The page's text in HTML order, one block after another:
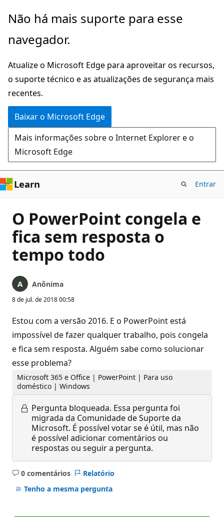
Pular
o
principal
Não há mais suporte para esse
navegador.
Atualize o Microsoft Edge para aproveitar os recursos,
o suporte técnico e as atualizações de segurança mais
recentes.
Baixar o Microsoft Edge
Mais informações sobre o Internet Explorer e o
Microsoft Edge
Learn Entrar
O PowerPoint congela e
fica sem resposta o
tempo todo
Anônima
8 de jul. de 2018 00:58
Estou com a versão 2016. E o PowerPoint está
impossível de fazer qualquer trabalho, pois congela
e fica sem resposta. Alguém sabe como solucionar
esse problema?
Microsoft 365 e Office | PowerPoint | Para uso
doméstico | Windows
Pergunta bloqueada. Essa pergunta foi
migrada da Comunidade de Suporte da
Microsoft. É possível votar se é útil, mas não
é possível adicionar comentários ou
respostas ou seguir a pergunta.
0 comentários
Sem
comentários
Relatório
Tenho a mesma pergunta